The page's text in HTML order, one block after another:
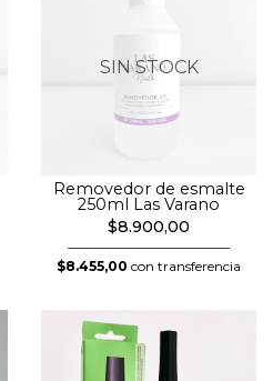
SIN STOCK
Removedor de esmalte
250ml Las Varano
$8.900,00
$8.455,00 con transferencia